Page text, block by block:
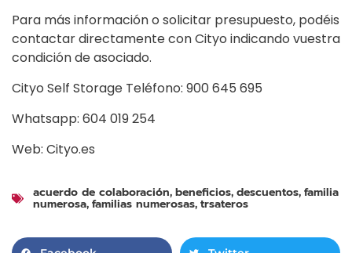
Para más información o solicitar presupuesto, podéis
contactar directamente con Cityo indicando vuestra
condición de asociado.
Cityo Self Storage Teléfono: 900 645 695
Whatsapp: 604 019 254
Web: Cityo.es
acuerdo de colaboración, beneficios, descuentos, familia
numerosa, familias numerosas, trsateros